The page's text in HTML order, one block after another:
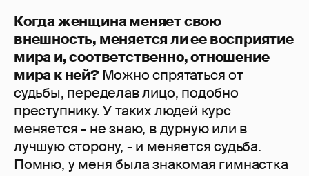
Когда женщина меняет свою
внешность, меняется ли ее восприятие
мира и, соответственно, отношение
мира к ней?Можно спрятаться от
судьбы, переделав лицо, подобно
преступнику. У таких людей курс
меняется - не знаю, в дурную или в
лучшую сторону, - и меняется судьба.
Помню, у меня была знакомая гимнастка